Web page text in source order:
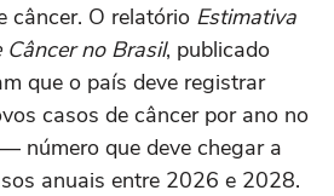
câncer. O relatório Estimativa
no Brasil, publicado
que o país deve registrar
casos de câncer por ano no
número que deve chegar a
anuais entre 2026 e 2028.